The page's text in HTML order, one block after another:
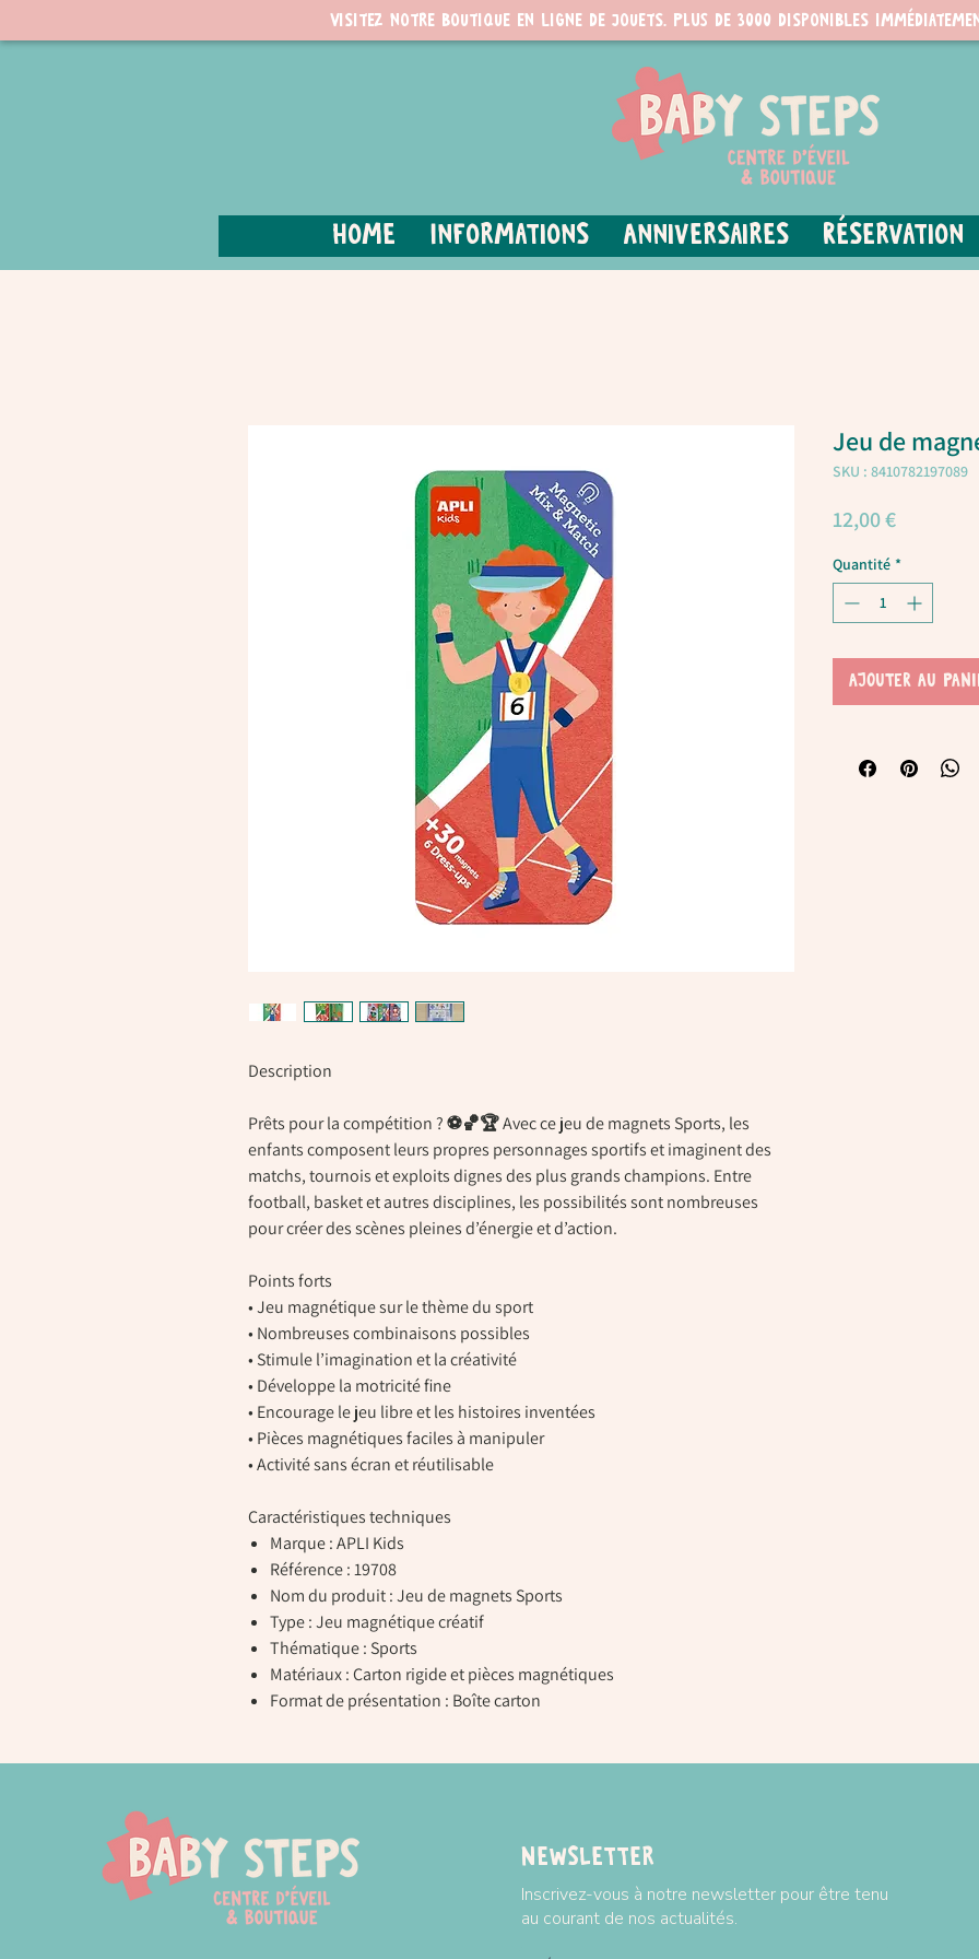
Visitez notre boutique en ligne de jouets. PLUS de 3000 disponibles
Home Informations Anniversaires Réservation
Description
Prêts pour la compétition ? ⚽🏀🏆 Avec ce jeu de magnets Sports, les
enfants composent leurs propres personnages sportifs et imaginent des
matchs, tournois et exploits dignes des plus grands champions. Entre
football, basket et autres disciplines, les possibilités sont nombreuses
pour créer des scènes pleines d’énergie et d’action.
Points forts
• Jeu magnétique sur le thème du sport
• Nombreuses combinaisons possibles
• Stimule l’imagination et la créativité
• Développe la motricité fine
• Encourage le jeu libre et les histoires inventées
• Pièces magnétiques faciles à manipuler
• Activité sans écran et réutilisable
Caractéristiques techniques
Marque : APLI Kids
Référence : 19708
Nom du produit : Jeu de magnets Sports
Type : Jeu magnétique créatif
Thématique : Sports
Matériaux : Carton rigide et pièces magnétiques
Format de présentation : Boîte carton
Jeu de
SKU : 8410782197089
12,00 €Prix
Quantité *
AJOUTER AU
Newsletter
Inscrivez-vous à notre newsletter pour être tenu
au courant de nos actualités.